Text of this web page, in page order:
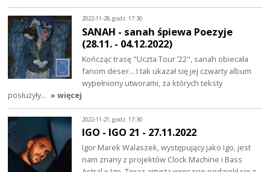
2022-11-28, godz. 17:30
SANAH - sanah śpiewa Poezyje
(28.11. - 04.12.2022)
Kończąc trasę "Uczta Tour ’22", sanah obiecała
fanom deser... I tak ukazał się jej czwarty album
wypełniony utworami, za których teksty
posłużyły… » więcej
2022-11-21, godz. 17:30
IGO - IGO 21 - 27.11.2022
Igor Marek Walaszek, występujący jako Igo, jest
nam znany z projektów Clock Machine i Bass